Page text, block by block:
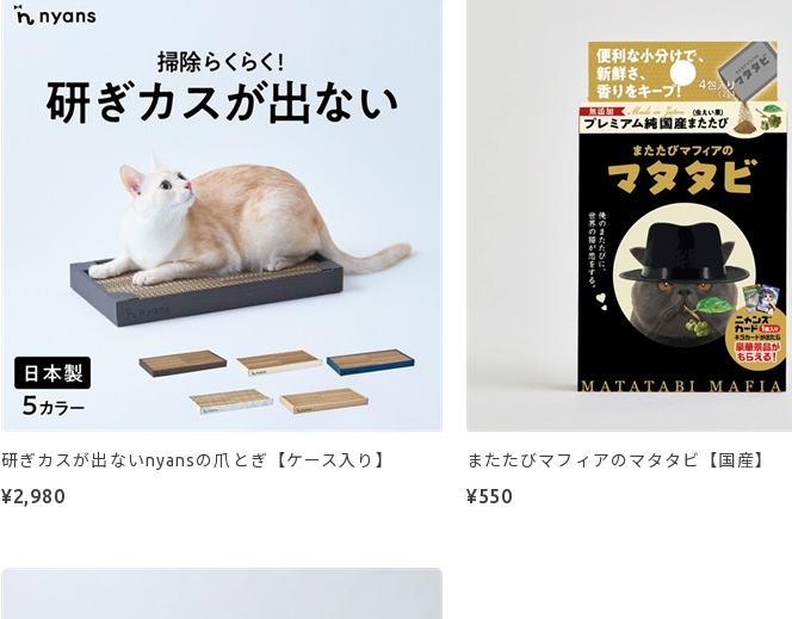
研ぎカスが出ないnyansの爪とぎ【ケース入り】
¥2,980
またたびマフィアのマタタビ【国産】
¥550